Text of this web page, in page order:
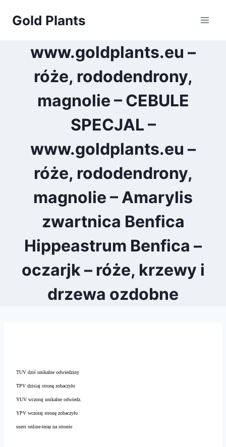
Gold Plants
www.goldplants.eu –
róże, rododendrony,
magnolie – CEBULE
SPECJAL –
www.goldplants.eu –
róże, rododendrony,
magnolie – Amarylis
zwartnica Benfica
Hippeastrum Benfica –
oczarjk – róże, krzewy i
drzewa ozdobne
TUV dziś unikalne odwiedziny
TPV dzisiaj stronę zobaczyło
YUV wczoraj unikalne odwiedz.
YPV wczoraj stronę zobaczyło
users online-teraz na stronie